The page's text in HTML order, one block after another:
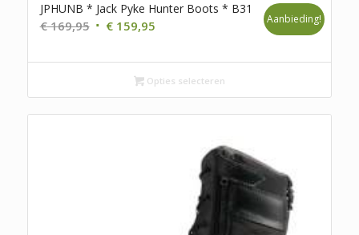
JPHUNB * Jack Pyke Hunter Boots * B31
€169,95 Oorspronkelijke
was:
€ 169,95.
€159,95Huidige
is:
€ 159,95.
Aanbieding!
Opties selecteren